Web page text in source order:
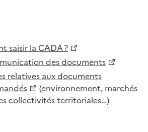
saisir la CADA ?
des documents
relatives aux documents
(environnement, marchés
collectivités territoriales…)